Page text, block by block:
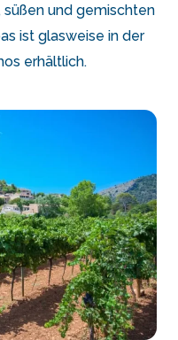
und gemischten
ist glasweise in der
erhältlich.